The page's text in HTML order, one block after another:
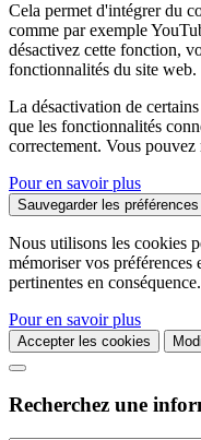
Cela permet d'intégrer du
comme par exemple
désactivez cette fonction,
fonctionnalités du site web.
La désactivation de
que les fonctionnalités
correctement. Vous
Pour en savoir plus
Sauvegarder les préférences
Nous utilisons les cookies
mémoriser vos
pertinentes en conséquence.
Pour en savoir plus
Accepter les cookies
Recherchez une